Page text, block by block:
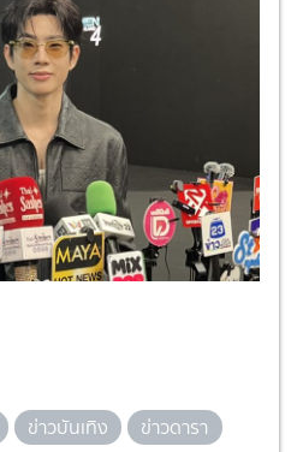
ข่าวบันเทิง
ข่าวดารา